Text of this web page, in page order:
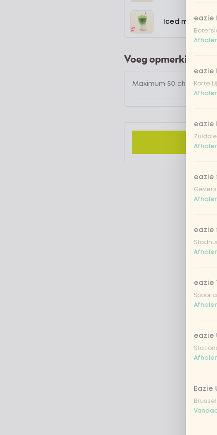
Iced matcha
Voeg opmerking toe
eazie
eazie
Korte
eazie
eazie
eazie
eazie
eazie
Eazie